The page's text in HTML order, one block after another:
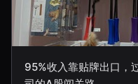
95%收入靠贴牌出口，